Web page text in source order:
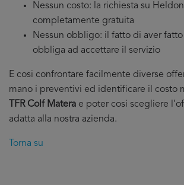
Nessun costo: la richiesta su
completamente gratuita
Nessun obbligo: il fatto di aver
obbliga ad accettare il servizio
E cosi confrontare facilmente diverse
mano i preventivi ed identificare il costo
TFR Colf Matera e poter cosi scegliere
adatta alla nostra azienda.
Torna su